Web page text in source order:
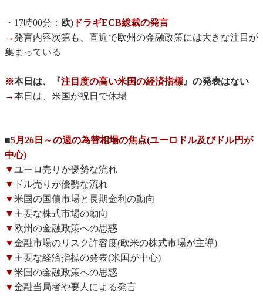
・17時00分： 欧) ドラギECB総裁の発言
→発言内容次第も、直近で欧州の金融政策には大きな注目が
集まっている
※本日は、『注目度の高い米国の経済指標』の発表はない
→本日は、米国が祝日で休場
■5月26日～の週の為替相場の焦点(ユーロドル及びドル円が
中心)
▼ユーロ売りが優勢な流れ
▼ ドル売りが優勢な流れ
▼米国の国債市場と長期金利の動向
▼ 主要な株式市場の動向
▼ 欧州の金融政策への思惑
▼金融市場のリスク許容度(欧米の株式市場が主導)
▼ 主要な経済指標の発表(米国が中心)
▼米国の金融政策への思惑
▼金融当局者や要人による発言